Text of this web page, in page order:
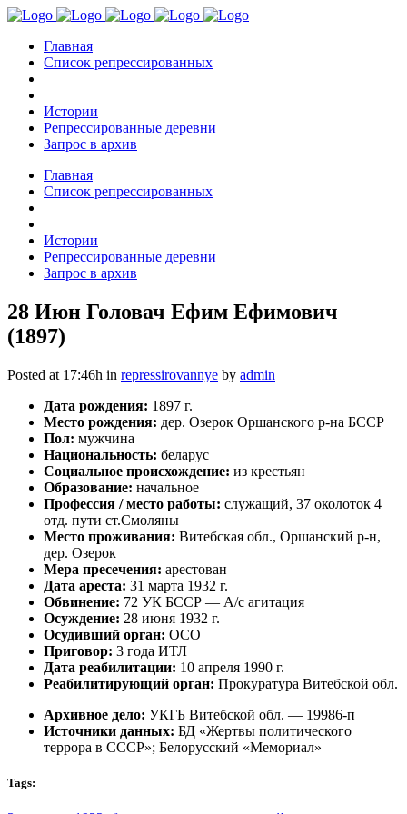
Главная
Список репрессированных
Истории
Репрессированные деревни
Запрос в архив
Главная
Список репрессированных
Истории
Репрессированные деревни
Запрос в архив
28 Июн Головач Ефим Ефимович
(1897)
Posted at 17:46h in repressirovannye by admin
Дата рождения: 1897 г.
Место рождения: дер. Озерок Оршанского р-на БССР
Пол: мужчина
Национальность: беларус
Социальное происхождение: из крестьян
Образование: начальное
Профессия / место работы: служащий, 37 околоток 4
отд. пути ст.Смоляны
Место проживания: Витебская обл., Оршанский р-н,
дер. Озерок
Мера пресечения: арестован
Дата ареста: 31 марта 1932 г.
Обвинение: 72 УК БССР — А/с агитация
Осуждение: 28 июня 1932 г.
Осудивший орган: ОСО
Приговор: 3 года ИТЛ
Дата реабилитации: 10 апреля 1990 г.
Реабилитирующий орган: Прокуратура Витебской обл.
Архивное дело: УКГБ Витебской обл. — 19986-п
Источники данных: БД «Жертвы политического
террора в СССР»; Белорусский «Мемориал»
Tags: